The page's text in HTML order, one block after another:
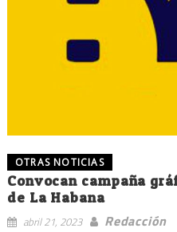
OTRAS NOTICIAS
Convocan campaña
de La Habana
abril 21, 2023
Redacción